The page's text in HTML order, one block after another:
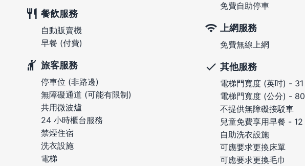
餐飲服務
自動販賣機
早餐 (付費)
旅客服務
停車位 (非路邊)
無障礙通道 (可能有限制)
共用微波爐
24 小時櫃台服務
禁煙住宿
洗衣設施
電梯
免費自助停車
上網服務
免費無線上網
其他服務
電梯門寬度 (英吋) - 31
電梯門寬度 (公分) - 80
不提供無障礙接駁車
兒童免費享用早餐 - 12
自助洗衣設施
可應要求更換床單
可應要求更換毛巾